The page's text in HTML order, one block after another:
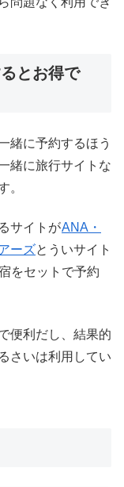
とお得で
緒に予約するほう
緒に旅行サイトな
。
サイトがANA・
ーズとういサイト
をセットで予約
便利だし、結果的
さいは利用してい